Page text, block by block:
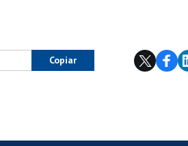
Copiar